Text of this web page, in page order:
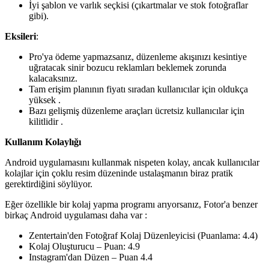
İyi şablon ve varlık seçkisi (çıkartmalar ve stok fotoğraflar
gibi).
Eksileri:
Pro'ya ödeme yapmazsanız, düzenleme akışınızı kesintiye
uğratacak sinir bozucu reklamları beklemek zorunda
kalacaksınız.
Tam erişim planının fiyatı sıradan kullanıcılar için oldukça
yüksek .
Bazı gelişmiş düzenleme araçları ücretsiz kullanıcılar için
kilitlidir .
Kullanım Kolaylığı
Android uygulamasını kullanmak nispeten kolay, ancak kullanıcılar
kolajlar için çoklu resim düzeninde ustalaşmanın biraz pratik
gerektirdiğini söylüyor.
Eğer özellikle bir kolaj yapma programı arıyorsanız, Fotor'a benzer
birkaç Android uygulaması daha var :
Zentertain'den Fotoğraf Kolaj Düzenleyicisi (Puanlama: 4.4)
Kolaj Oluşturucu – Puan: 4.9
Instagram'dan Düzen – Puan 4.4